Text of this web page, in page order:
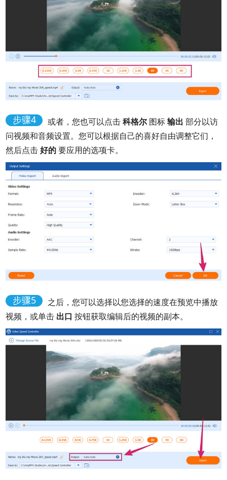
步骤4 或者，您也可以点击科格尔图标输出 部分以访
问视频和音频设置。您可以根据自己的喜好自由调整它们，
然后点击好的要应用的选项卡。
步骤5
之后，您可以选择以您选择的速度在预览中播放
视频，或单击 出口 按钮获取编辑后的视频的副本。